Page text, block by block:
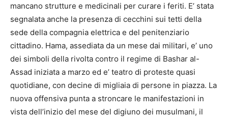
mancano strutture e medicinali per curare i feriti. E’ stata
segnalata anche la presenza di cecchini sui tetti della
sede della compagnia elettrica e del penitenziario
cittadino. Hama, assediata da un mese dai militari, e’ uno
dei simboli della rivolta contro il regime di Bashar al-
Assad iniziata a marzo ed e’ teatro di proteste quasi
quotidiane, con decine di migliaia di persone in piazza. La
nuova offensiva punta a stroncare le manifestazioni in
vista dell’inizio del mese del digiuno dei musulmani, il